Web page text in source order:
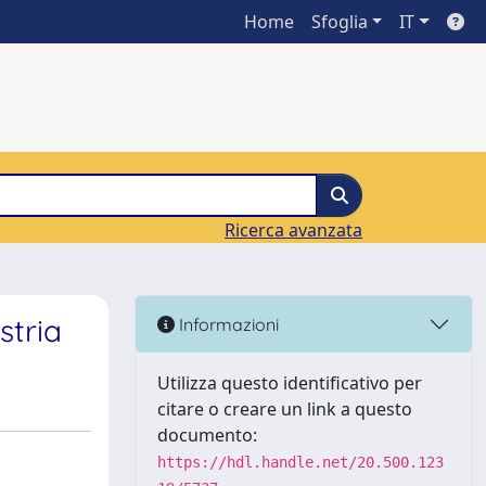
Home Sfoglia IT
Ricerca avanzata
Informazioni
Utilizza questo identificativo per
citare o creare un link a questo
documento:
https://hdl.handle.net/20.500.123